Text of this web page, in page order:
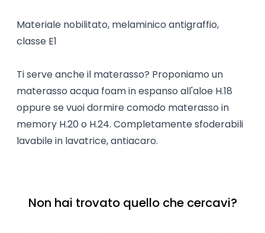
Materiale nobilitato, melaminico antigraffio,
classe E1
Ti serve anche il materasso? Proponiamo un
materasso acqua foam in espanso all'aloe H.18
oppure se vuoi dormire comodo materasso in
memory H.20 o H.24. Completamente sfoderabili
lavabile in lavatrice, antiacaro.
Non hai trovato quello che cercavi?